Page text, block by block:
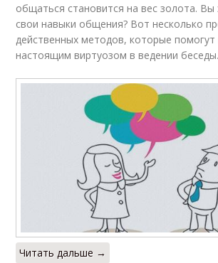
общаться становится на вес золота. Вы
свои навыки общения? Вот несколько
действенных методов, которые помогут
настоящим виртуозом в ведении беседы.
Читать дальше →